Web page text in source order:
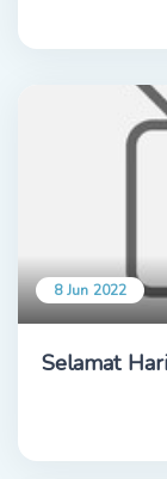
8 Jun 2022
Selamat